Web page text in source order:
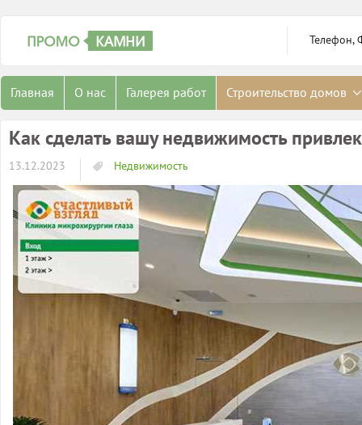
Телефон,
Главная О нас Галерея работ Строительство домов
Как сделать вашу недвижимость
13.12.2023 Недвижимость